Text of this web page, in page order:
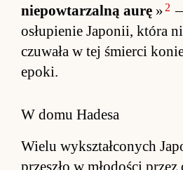
nie­po­wtarzalną aurę » 2
osłupie­nie Ja­po­nii, która
czuwała w tej śmierci
epo­ki.
W domu Hadesa
Wielu wy­kształ­conych
prze­szło w młodo­ści